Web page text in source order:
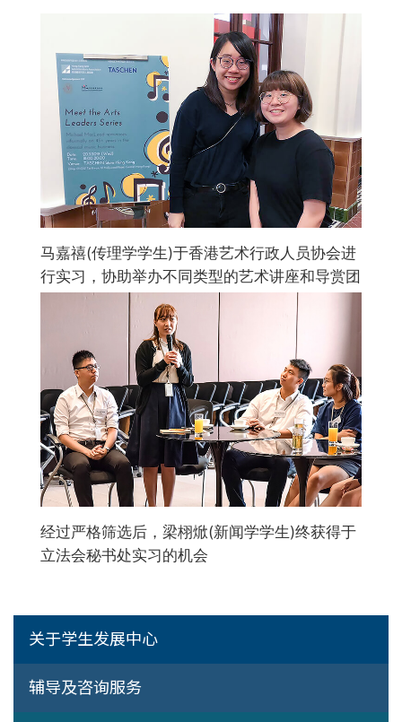
马嘉禧(传理学学生)于香港艺术行政人员协会进
行实习，协助举办不同类型的艺术讲座和导赏团
经过严格筛选后，梁栩焮(新闻学学生)终获得于
立法会秘书处实习的机会
关于学生发展中心
辅导及咨询服务